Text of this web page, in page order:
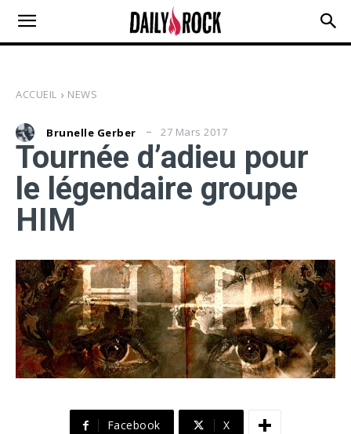
ACCUEIL NEWS
Brunelle Gerber 27 Mars 2017
Tournée d’adieu pour
le légendaire groupe
HIM
Facebook X